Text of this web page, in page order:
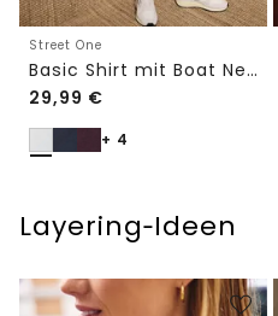
Street One
Basic Shirt mit Boat Neck und Elastikbund
29,99 €
+ 4
Layering‑Ideen